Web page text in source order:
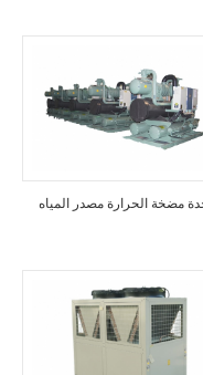
مضخة الحرارة مصدر المياه